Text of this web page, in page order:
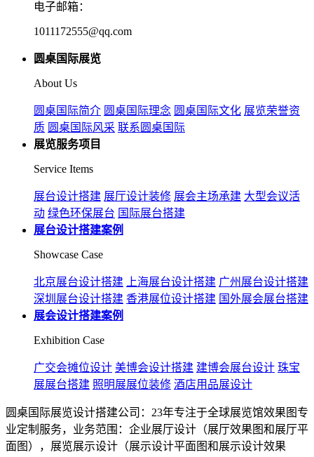
电子邮箱：
1011172555@qq.com
圆桌国际展览
About Us
圆桌国际简介 圆桌国际理念 圆桌国际文化 展览荣誉资
质 圆桌国际风采 联系圆桌国际
展览服务项目
Service Items
展台设计搭建 展厅设计装修 展会主场承建 大型会议活
动 绿色环保展台 国际展台搭建
展台设计搭建案例
Showcase Case
北京展台设计搭建 上海展台设计搭建 广州展台设计搭建
深圳展台设计搭建 香港展位设计搭建 国外展会展台搭建
展会设计搭建案例
Exhibition Case
广交会摊位设计 美博会设计搭建 建博会展台设计 珠宝
展展台搭建 照明展展位装修 酒店用品展设计
圆桌国际展览设计搭建公司：23年专注于全球展览馆效果图专
业定制服务，业务范围：企业展厅设计（展厅效果图和展厅平
面图），展览展示设计（展示设计平面图和展示设计效果